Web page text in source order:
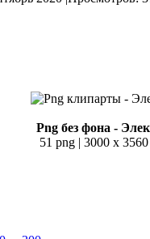
Png без фона -
51 png | 3000 х